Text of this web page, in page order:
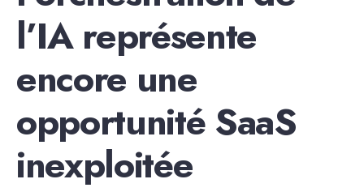
l’IA représente
encore une
opportunité SaaS
inexploitée